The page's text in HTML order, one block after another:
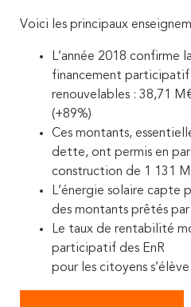
Voici les principaux
L’année 2018 confirme
financement participatif
renouvelables : 38,71
(+89%)
Ces montants,
dette, ont permis en
construction de 1 131
L’énergie solaire capte
des montants prêtés
Le taux de rentabilité
participatif des EnR
pour les citoyens